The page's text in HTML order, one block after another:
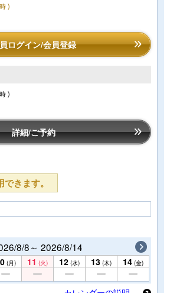
)
ログイン/会員登録
)
詳細/ご予約
きます。
8/8～ 2026/8/14
(月) 11 (火) 12 (水) 13 (木) 14 (金)